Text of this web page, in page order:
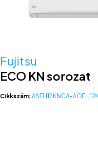
Fujitsu
ECO KN sorozat
Cikkszám: ASEH12KNCA-